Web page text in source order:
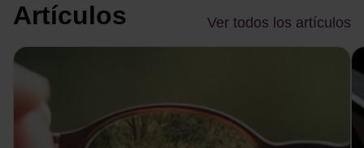
Artículos Ver todos los artículos